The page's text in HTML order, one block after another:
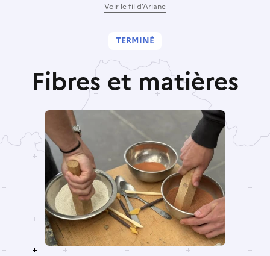
Voir le fil d’Ariane
TERMINÉ
Fibres et matières